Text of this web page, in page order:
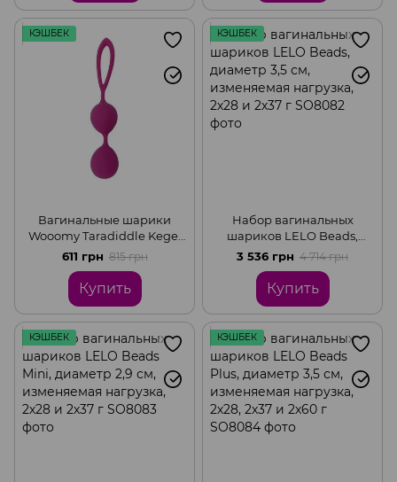
КЭШБЕК
Вагинальные шарики
Wooomy Taradiddle Kegel
Ball, диаметр 3,5 см, масса
611 грн 815 грн
Купить
КЭШБЕК
Набор вагинальных
шариков LELO Beads,
диаметр 3,5 см,
изменяемая нагрузка, 2х28
и 2х37 г
3 536 грн 4 714 грн
Купить
КЭШБЕК КЭШБЕК